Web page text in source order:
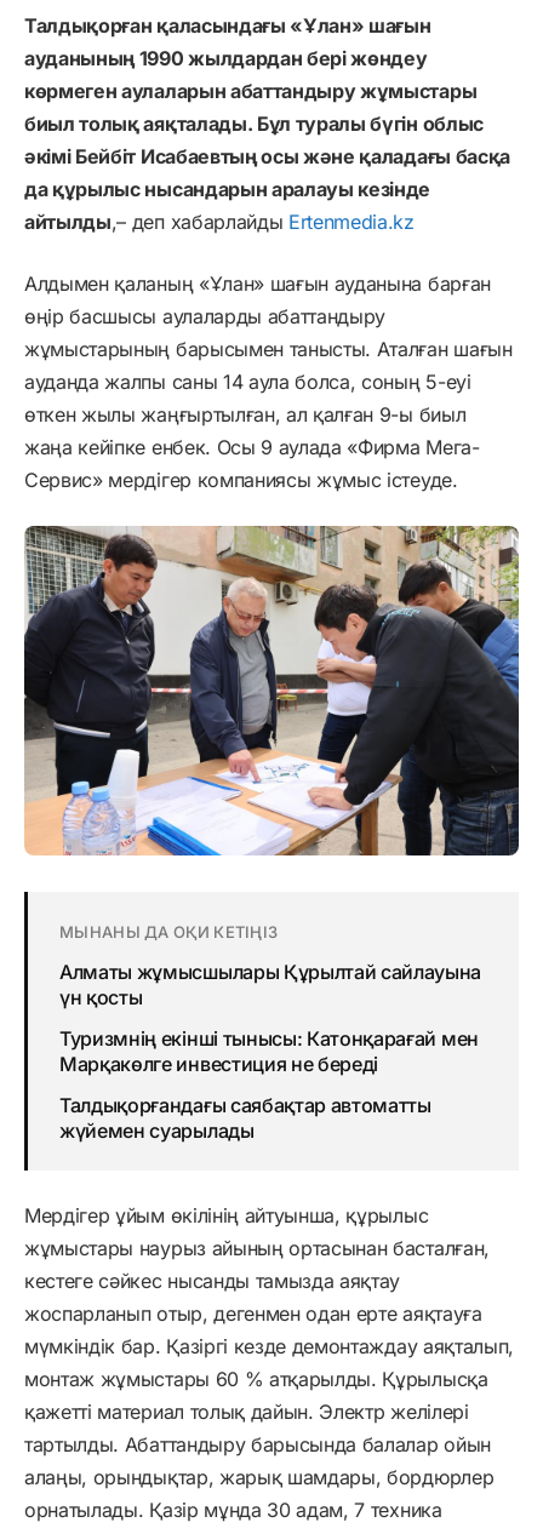
Талдықорған қаласындағы «Ұлан» шағын
ауданының 1990 жылдардан бері жөндеу
көрмеген аулаларын абаттандыру жұмыстары
биыл толық аяқталады. Бұл туралы бүгін облыс
әкімі Бейбіт Исабаевтың осы және қаладағы басқа
да құрылыс нысандарын аралауы кезінде
айтылды,– деп хабарлайды Ertenmedia.kz
Алдымен қаланың «Ұлан» шағын ауданына барған
өңір басшысы аулаларды абаттандыру
жұмыстарының барысымен танысты. Аталған шағын
ауданда жалпы саны 14 аула болса, соның 5-еуі
өткен жылы жаңғыртылған, ал қалған 9-ы биыл
жаңа кейіпке енбек. Осы 9 аулада «Фирма Мега-
Сервис» мердігер компаниясы жұмыс істеуде.
МЫНАНЫ ДА ОҚИ КЕТІҢІЗ
Алматы жұмысшылары Құрылтай сайлауына
үн қосты
Туризмнің екінші тынысы: Катонқарағай мен
Марқакөлге инвестиция не береді
Талдықорғандағы саябақтар автоматты
жүйемен суарылады
Мердігер ұйым өкілінің айтуынша, құрылыс
жұмыстары наурыз айының ортасынан басталған,
кестеге сәйкес нысанды тамызда аяқтау
жоспарланып отыр, дегенмен одан ерте аяқтауға
мүмкіндік бар. Қазіргі кезде демонтаждау аяқталып,
монтаж жұмыстары 60 % атқарылды. Құрылысқа
қажетті материал толық дайын. Электр желілері
тартылды. Абаттандыру барысында балалар ойын
алаңы, орындықтар, жарық шамдары, бордюрлер
орнатылады. Қазір мұнда 30 адам, 7 техника